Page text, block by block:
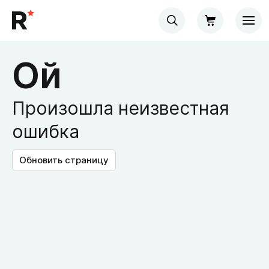
Ой
Произошла неизвестная
ошибка
Обновить страницу